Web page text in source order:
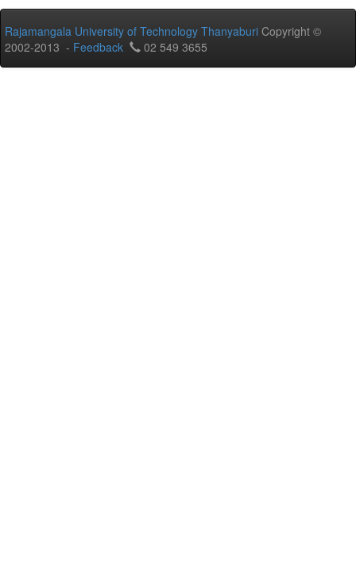
Rajamangala University of Technology Thanyaburi Copyright ©
2002-2013 - Feedback 02 549 3655